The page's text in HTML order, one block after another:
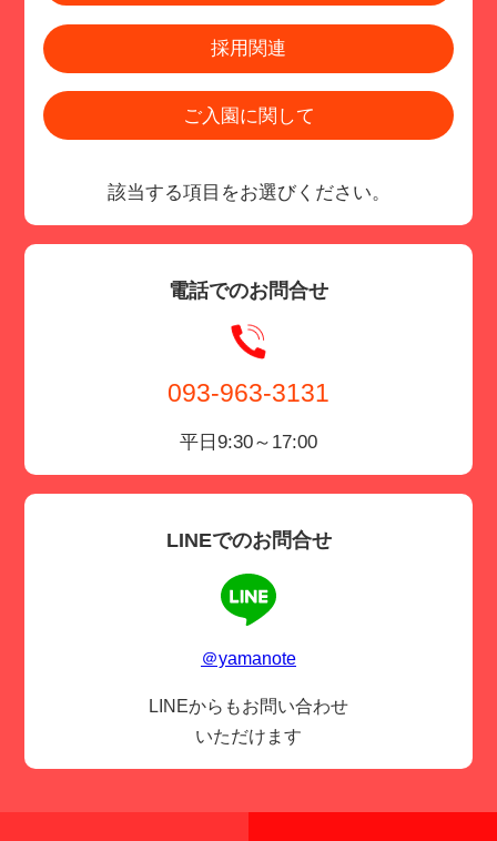
採用関連
ご入園に関して
該当する項目をお選びください。
電話でのお問合せ
093-963-3131
平日9:30～17:00
LINEでのお問合せ
＠yamanote
LINEからもお問い合わせ
いただけます